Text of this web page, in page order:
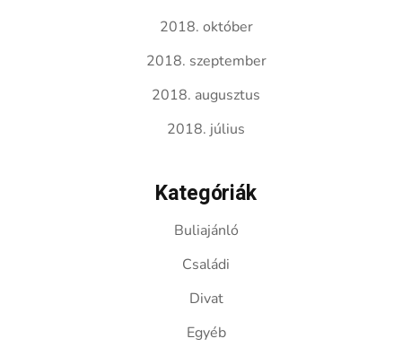
2018. október
2018. szeptember
2018. augusztus
2018. július
Kategóriák
Buliajánló
Családi
Divat
Egyéb